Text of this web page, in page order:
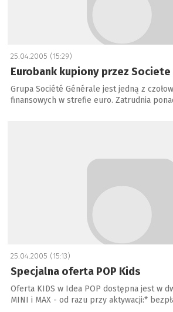
25.04.2005 (15:29)
Eurobank kupiony przez Societe
Grupa Société Générale jest jedną z
finansowych w strefie euro. Zatrudnia
25.04.2005 (15:13)
Specjalna oferta POP Kids
Oferta KIDS w Idea POP dostępna jest w
MINI i MAX - od razu przy aktywacji:*